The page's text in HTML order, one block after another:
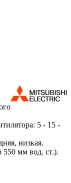
5 - 15 -
низкая.
мм вод. ст.).